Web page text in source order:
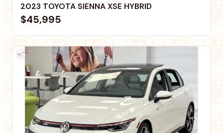
2023 TOYOTA SIENNA XSE HYBRID
$45,995